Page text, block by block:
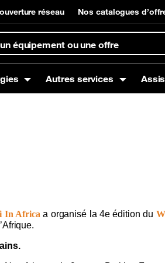
réseau Nos catalogues
Autres services
In Africa a organisé la 4e édition du